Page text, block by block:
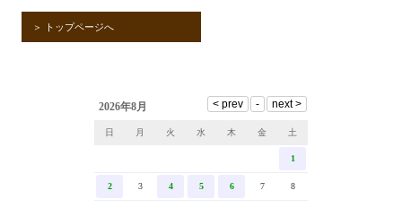
＞ トップページへ
2026年8月
日 月 火 水 木 金 土
1
2 3 4 5 6 7 8